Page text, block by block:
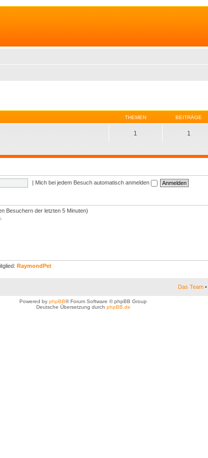
THEMEN BEITRÄGE
1 1
| Mich bei jedem Besuch automatisch anmelden
Besuchern der letzten 5 Minuten)
RaymondPet
Das Team •
Powered by phpBB® Forum Software © phpBB Group
Deutsche Übersetzung durch phpBB.de